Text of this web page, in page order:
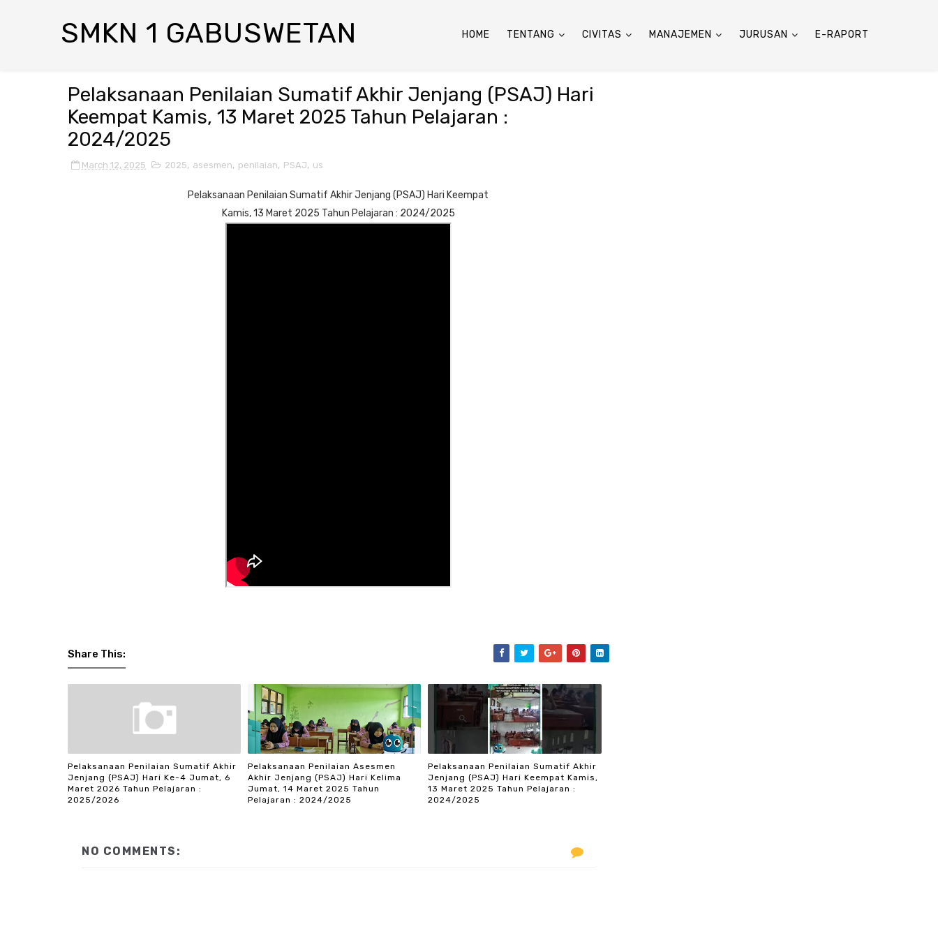
SMKN 1 GABUSWETAN HOME TENTANG CIVITAS MANAJEMEN JURUSAN E-RAPORT
Pelaksanaan Penilaian Sumatif Akhir Jenjang (PSAJ) Hari
Keempat Kamis, 13 Maret 2025 Tahun Pelajaran :
2024/2025
March 12, 2025 2025, asesmen, penilaian, PSAJ, us
Pelaksanaan Penilaian Sumatif Akhir Jenjang (PSAJ) Hari Keempat
Kamis, 13 Maret 2025 Tahun Pelajaran : 2024/2025
Share This:
Pelaksanaan Penilaian Sumatif Akhir
Jenjang (PSAJ) Hari Ke-4 Jumat, 6
Maret 2026 Tahun Pelajaran :
2025/2026
Pelaksanaan Penilaian Asesmen
Akhir Jenjang (PSAJ) Hari Kelima
Jumat, 14 Maret 2025 Tahun
Pelajaran : 2024/2025
Pelaksanaan Penilaian Sumatif Akhir
Jenjang (PSAJ) Hari Keempat Kamis,
13 Maret 2025 Tahun Pelajaran :
2024/2025
NO COMMENTS: